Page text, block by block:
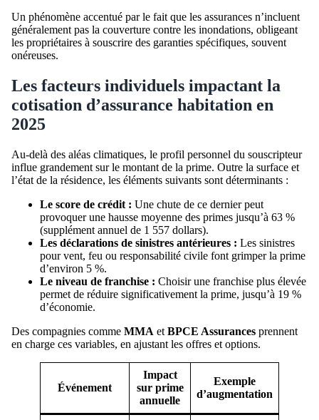
Un phénomène accentué par le fait que les assurances n’incluent
généralement pas la couverture contre les inondations, obligeant
les propriétaires à souscrire des garanties spécifiques, souvent
onéreuses.
Les facteurs individuels impactant la
cotisation d’assurance habitation en
2025
Au-delà des aléas climatiques, le profil personnel du souscripteur
influe grandement sur le montant de la prime. Outre la surface et
l’état de la résidence, les éléments suivants sont déterminants :
Le score de crédit : Une chute de ce dernier peut
provoquer une hausse moyenne des primes jusqu’à 63 %
(supplément annuel de 1 557 dollars).
Les déclarations de sinistres antérieures : Les sinistres
pour vent, feu ou responsabilité civile font grimper la prime
d’environ 5 %.
Le niveau de franchise : Choisir une franchise plus élevée
permet de réduire significativement la prime, jusqu’à 19 %
d’économie.
Des compagnies comme MMA et BPCE Assurances prennent
en charge ces variables, en ajustant les offres et options.
Événement
Impact
sur prime
annuelle
Exemple
d’augmentation